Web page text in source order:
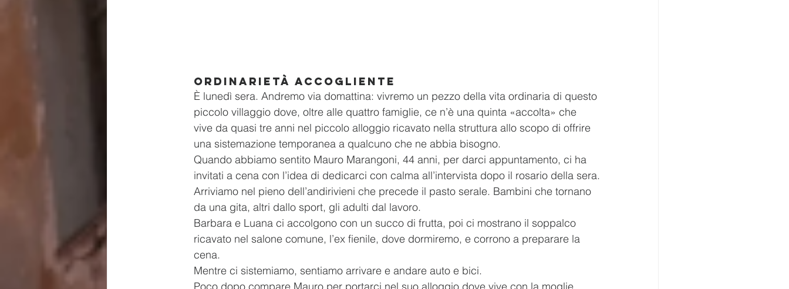
Ordinarietà accogliente
È lunedì sera. Andremo via domattina: vivremo un pezzo della vita ordinaria di questo
piccolo villaggio dove, oltre alle quattro famiglie, ce n’è una quinta «accolta» che
vive da quasi tre anni nel piccolo alloggio ricavato nella struttura allo scopo di offrire
una sistemazione temporanea a qualcuno che ne abbia bisogno.
Quando abbiamo sentito Mauro Marangoni, 44 anni, per darci appuntamento, ci ha
invitati a cena con l’idea di dedicarci con calma all’intervista dopo il rosario della sera.
Arriviamo nel pieno dell’andirivieni che precede il pasto serale. Bambini che tornano
da una gita, altri dallo sport, gli adulti dal lavoro.
Barbara e Luana ci accolgono con un succo di frutta, poi ci mostrano il soppalco
ricavato nel salone comune, l’ex fienile, dove dormiremo, e corrono a preparare la
cena.
Mentre ci sistemiamo, sentiamo arrivare e andare auto e bici.
Poco dopo compare Mauro per portarci nel suo alloggio dove vive con la moglie